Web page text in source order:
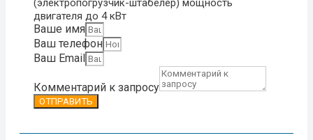
(электропогрузчик-штабелер) мощность
двигателя до 4 кВт
Ваше имя
Ваш телефон
Ваш Email
Комментарий к запросу
ОТПРАВИТЬ